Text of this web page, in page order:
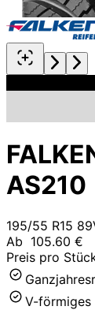
AS210
195/55 R15
Ab 105.60 €
Preis pro
V-förmiges